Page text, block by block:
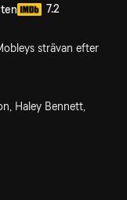
7.2
strävan efter
Haley Bennett,